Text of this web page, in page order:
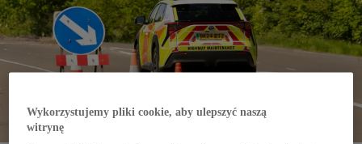
Wykorzystujemy pliki cookie, aby ulepszyć naszą
witrynę